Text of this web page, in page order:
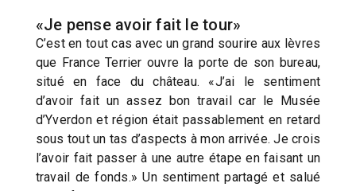
«Je pense avoir fait le tour»
C’est en tout cas avec un grand sourire aux lèvres
que France Terrier ouvre la porte de son bureau,
situé en face du château. «J’ai le sentiment
d’avoir fait un assez bon travail car le Musée
d’Yverdon et région était passablement en retard
sous tout un tas d’aspects à mon arrivée. Je crois
l’avoir fait passer à une autre étape en faisant un
travail de fonds.» Un sentiment partagé et salué